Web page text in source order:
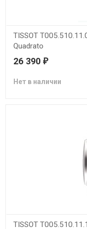
TISSOT
Quadrato
26 390 ₽
Нет в наличии
TISSOT